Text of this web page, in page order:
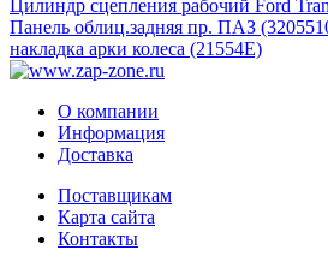
Цилиндр сцепления рабочий Ford
Панель облиц.задняя пр. ПАЗ
накладка арки колеса (21554E)
О компании
Информация
Доставка
Поставщикам
Карта сайта
Контакты